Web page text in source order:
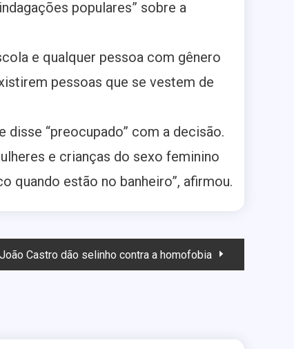
populares” sobre a
e qualquer pessoa com gênero
pessoas que se vestem de
“preocupado” com a decisão.
e crianças do sexo feminino
quando estão no banheiro”, afirmou.
Castro dão selinho contra a homofobia